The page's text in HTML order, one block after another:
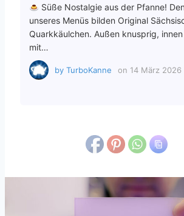
Süße Nostalgie aus der Pfanne!
unseres Menüs bilden Original
Quarkkäulchen. Außen knusprig,
mit…
by TurboKanne on 14 März 2026